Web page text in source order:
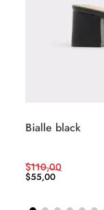
Bialle black
$110,00
$55,00